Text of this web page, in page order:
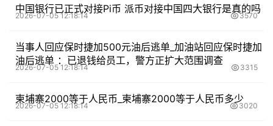
中国银行已正式对接Pi币 派币对接中国四大银行是真的吗
2026-07-05 12:18:14 3570
当事人回应保时捷加500元油后逃单_加油站回应保时捷加
油后逃单 ：已退钱给员工，警方正扩大范围调查
2026-07-05 12:18:14 3315
柬埔寨2000等于人民币_柬埔寨2000等于人民币多少
2026-07-05 12:18:14 3020